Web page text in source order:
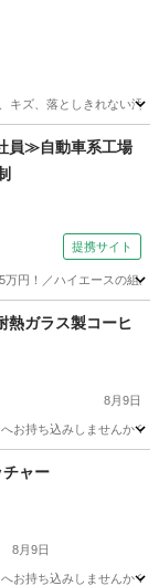
キズ、落としきれない
員≫自動車系工場
提携サイト
円！／ハイエースの組
ガラス製コーヒ
8月9日
ち込みしませんか？
ャー
8月9日
ち込みしませんか？